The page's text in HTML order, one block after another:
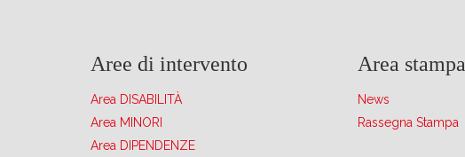
Aree di intervento
Area DISABILITÀ
Area MINORI
Area DIPENDENZE
Area stampa
News
Rassegna Stampa